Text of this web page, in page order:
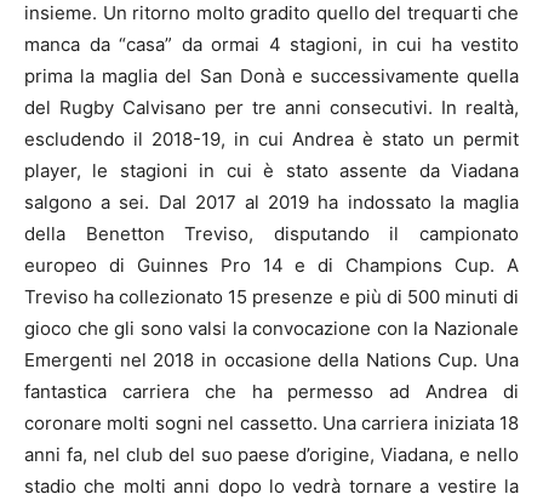
insieme. Un ritorno molto gradito quello del trequarti che
manca da “casa” da ormai 4 stagioni, in cui ha vestito
prima la maglia del San Donà e successivamente quella
del Rugby Calvisano per tre anni consecutivi. In realtà,
escludendo il 2018-19, in cui Andrea è stato un permit
player, le stagioni in cui è stato assente da Viadana
salgono a sei. Dal 2017 al 2019 ha indossato la maglia
della Benetton Treviso, disputando il campionato
europeo di Guinnes Pro 14 e di Champions Cup. A
Treviso ha collezionato 15 presenze e più di 500 minuti di
gioco che gli sono valsi la convocazione con la Nazionale
Emergenti nel 2018 in occasione della Nations Cup. Una
fantastica carriera che ha permesso ad Andrea di
coronare molti sogni nel cassetto. Una carriera iniziata 18
anni fa, nel club del suo paese d’origine, Viadana, e nello
stadio che molti anni dopo lo vedrà tornare a vestire la